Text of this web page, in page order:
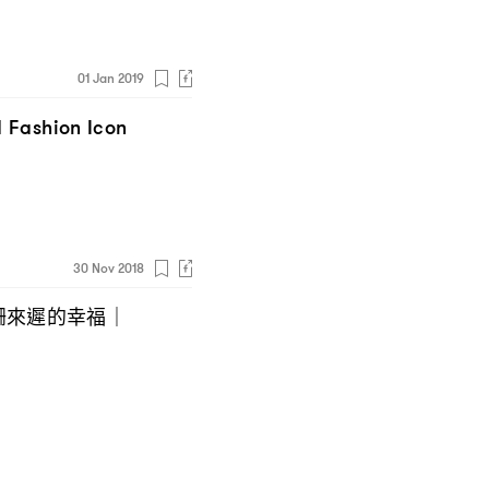
01 Jan 2019
Fashion Icon
30 Nov 2018
遲的幸福